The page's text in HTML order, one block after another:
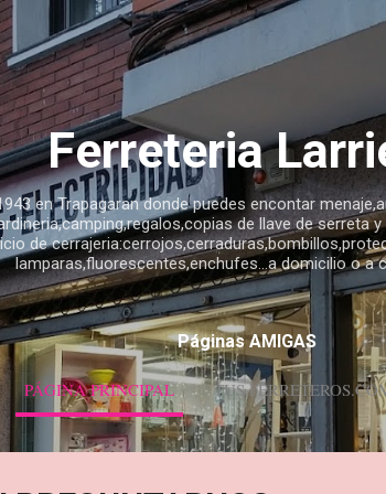
Ir al contenido principal
Ferreteria
en Trapagaran donde puedes encontar
de llave de serreta
de
lamparas,fluorescentes,enchufes...a domicilio o a
Páginas AMIGAS
PÁGINA PRINCIPAL TUS